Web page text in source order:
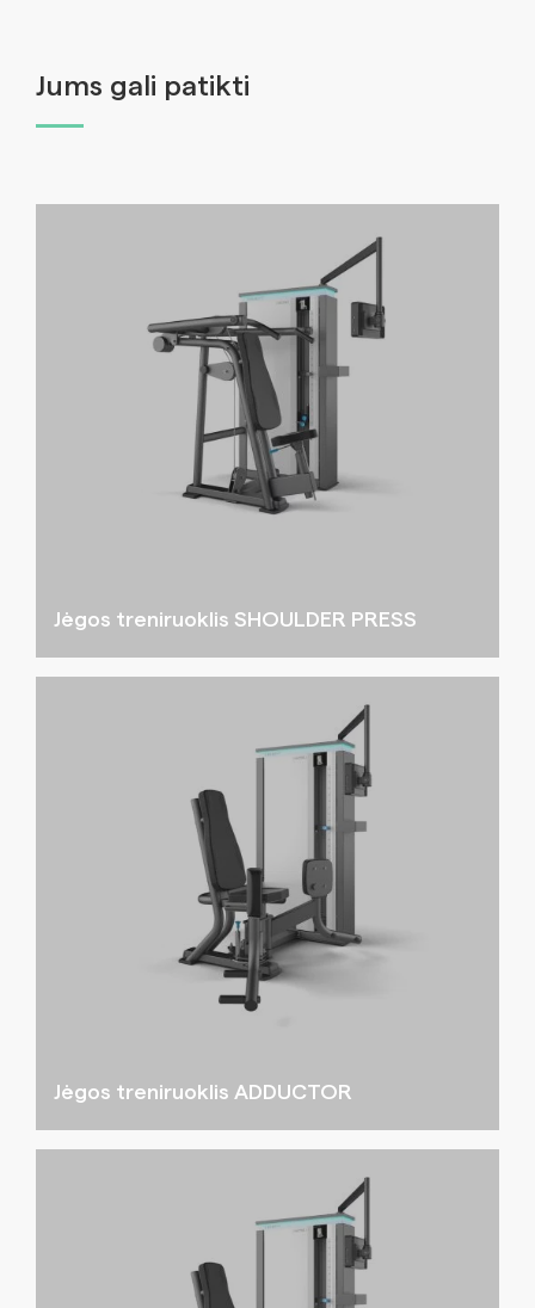
Jums gali patikti
Jėgos treniruoklis SHOULDER PRESS
Jėgos treniruoklis ADDUCTOR